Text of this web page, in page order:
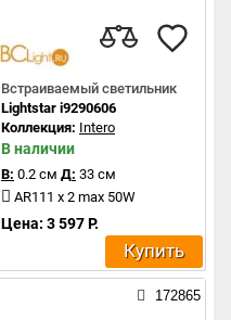
Встраиваемый светильник
Lightstar i9290606
Коллекция: Intero
В наличии
В: 0.2 см Д: 33 см
AR111 x 2 max 50W
Цена: 3 597 Р.
Купить
172865